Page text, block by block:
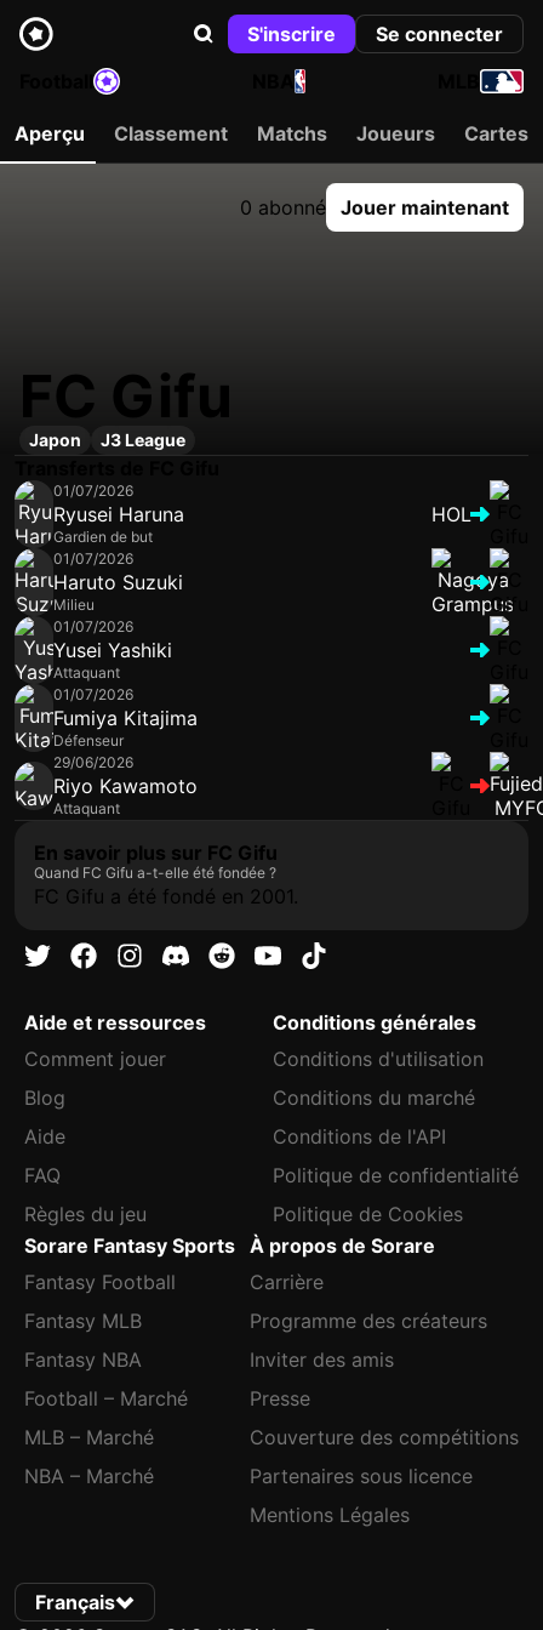
S'inscrire
Se connecter
NBA
Aperçu Classement Matchs Joueurs Cartes
0 abonné Jouer maintenant
FC Gifu
Japon J3 League
01/07/2026
Ryusei Haruna
Gardien de but
HOL
01/07/2026
Haruto Suzuki
Milieu
01/07/2026
Yusei Yashiki
Attaquant
01/07/2026
Fumiya Kitajima
Défenseur
29/06/2026
Riyo Kawamoto
Attaquant
En savoir plus sur FC Gifu
Quand FC Gifu a-t-elle été fondée ?
FC Gifu a été fondé en 2001.
Aide et ressources
Comment jouer
Blog
Aide
FAQ
Règles du jeu
Conditions générales
Conditions d'utilisation
Conditions du marché
Conditions de l'API
Politique de confidentialité
Politique de Cookies
Sorare Fantasy Sports
Fantasy Football
Fantasy MLB
Fantasy NBA
Football – Marché
MLB – Marché
NBA – Marché
À propos de Sorare
Carrière
Programme des créateurs
Inviter des amis
Presse
Couverture des compétitions
Partenaires sous licence
Mentions Légales
Français